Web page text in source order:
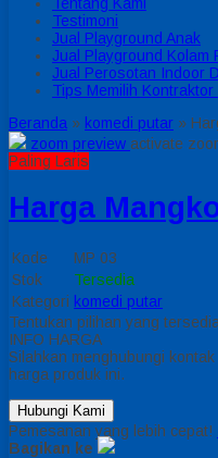
Testimoni
Jual Playground Anak
Jual Playground Kolam
Jual Perosotan Indoor
Tips Memilih Kontraktor
Beranda » komedi putar »
zoom preview activate
Paling Laris
Harga
Kode
MP 03
Stok
Tersedia
Kategori komedi putar
Tentukan pilihan yang
INFO HARGA
Silahkan menghubungi
harga produk ini.
Hubungi Kami
Pemesanan yang lebih cepat!
Bagikan ke